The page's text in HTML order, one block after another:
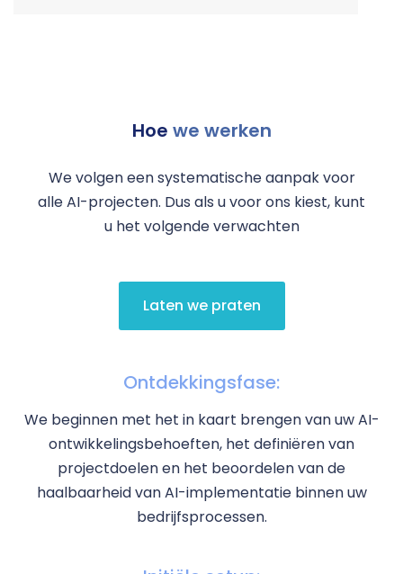
Hoe we werken
We volgen een systematische aanpak voor
alle AI-projecten. Dus als u voor ons kiest, kunt
u het volgende verwachten
Laten we praten
Ontdekkingsfase:
We beginnen met het in kaart brengen van uw AI-
ontwikkelingsbehoeften, het definiëren van
projectdoelen en het beoordelen van de
haalbaarheid van AI-implementatie binnen uw
bedrijfsprocessen.